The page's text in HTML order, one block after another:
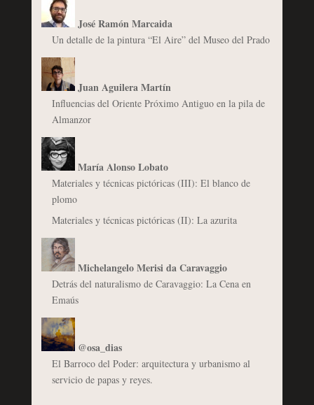
José Ramón Marcaida
Un detalle de la pintura “El Aire” del Museo del Prado
Juan Aguilera Martín
Influencias del Oriente Próximo Antiguo en la pila de
Almanzor
María Alonso Lobato
Materiales y técnicas pictóricas (III): El blanco de
plomo
Materiales y técnicas pictóricas (II): La azurita
Michelangelo Merisi da Caravaggio
Detrás del naturalismo de Caravaggio: La Cena en
Emaús
@osa_dias
El Barroco del Poder: arquitectura y urbanismo al
servicio de papas y reyes.